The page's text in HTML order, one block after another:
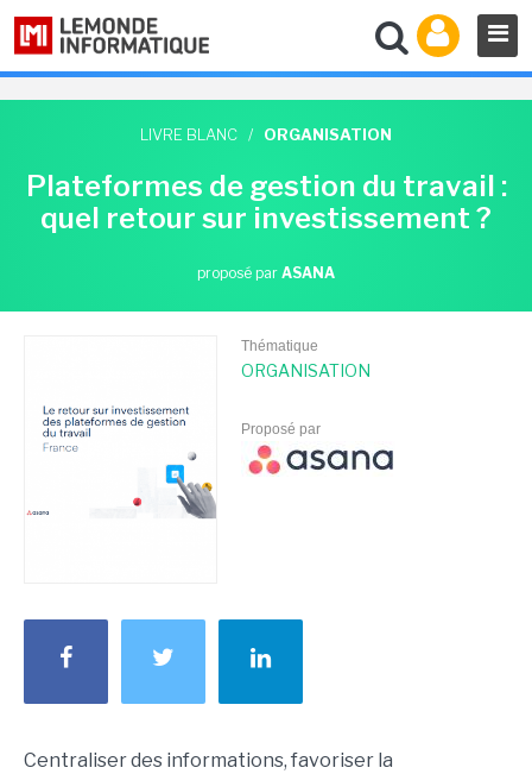
LIVRE BLANC / ORGANISATION
Plateformes de gestion du travail :
quel retour sur investissement ?
proposé par ASANA
Thématique
ORGANISATION
Proposé par
Centraliser des informations, favoriser la